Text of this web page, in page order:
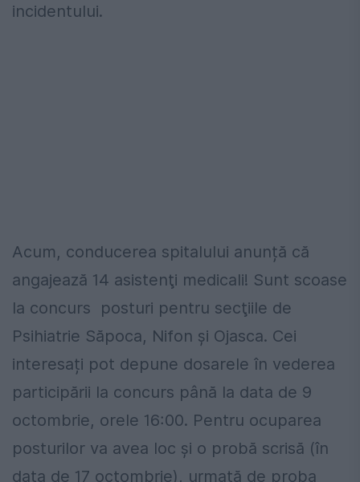
incidentului.
Acum, conducerea spitalului anunță că
angajează 14 asistenţi medicali! Sunt scoase
la concurs posturi pentru secţiile de
Psihiatrie Săpoca, Nifon şi Ojasca. Cei
interesați pot depune dosarele în vederea
participării la concurs până la data de 9
octombrie, orele 16:00. Pentru ocuparea
posturilor va avea loc și o probă scrisă (în
data de 17 octombrie), urmată de proba